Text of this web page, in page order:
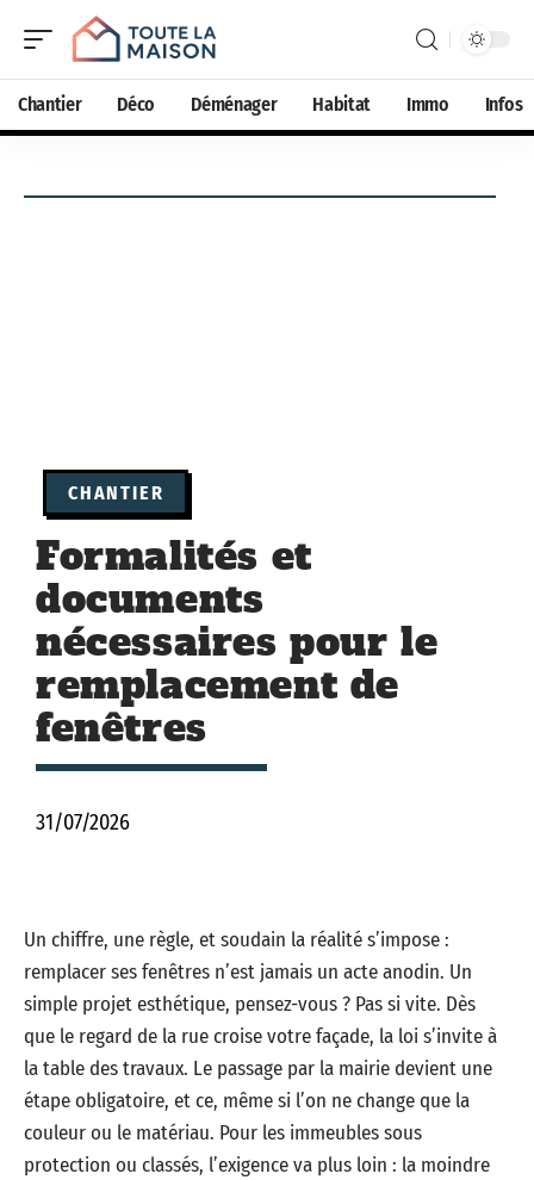
Chantier Déco Déménager Habitat Immo Infos
CHANTIER
Formalités et
documents
nécessaires pour le
remplacement de
fenêtres
31/07/2026
Un chiffre, une règle, et soudain la réalité s’impose :
remplacer ses fenêtres n’est jamais un acte anodin. Un
simple projet esthétique, pensez-vous ? Pas si vite. Dès
que le regard de la rue croise votre façade, la loi s’invite à
la table des travaux. Le passage par la mairie devient une
étape obligatoire, et ce, même si l’on ne change que la
couleur ou le matériau. Pour les immeubles sous
protection ou classés, l’exigence va plus loin : la moindre